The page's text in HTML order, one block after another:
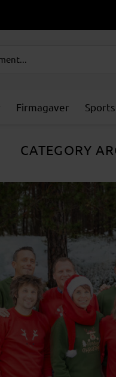
Firmagaver
CATEGORY